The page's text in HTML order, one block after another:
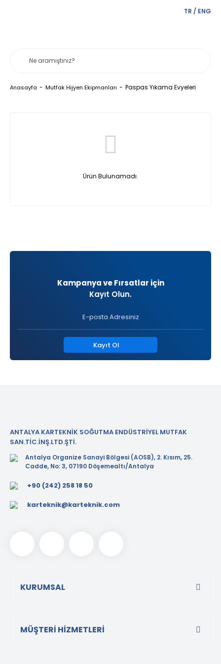
TR / ENG
Anasayfa Mutfak Hijyen Ekipmanları Paspas Yıkama Evyeleri
Ürün Bulunamadı.
Kampanya ve Fırsatlar için
Kayıt Olun.
Kayıt Ol
ANTALYA KARTEKNİK SOĞUTMA ENDÜSTRİYEL MUTFAK
SAN.TİC.İNŞ.LTD.ŞTİ.
Antalya Organize Sanayi Bölgesi (AOSB), 2. Kısım, 25.
Cadde, No: 3, 07190 Döşemealtı/Antalya
+90 (242) 258 18 50
karteknik@karteknik.com
KURUMSAL
MÜŞTERİ HİZMETLERİ